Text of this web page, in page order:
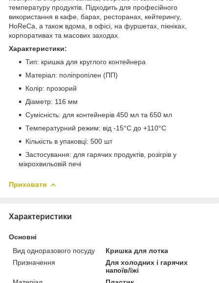
температуру продуктів. Підходить для професійного
використання в кафе, барах, ресторанах, кейтерингу,
HoReCa, а також вдома, в офісі, на фуршетах, пікніках,
корпоративах та масових заходах.
Характеристики:
Тип: кришка для круглого контейнера
Матеріал: поліпропілен (ПП)
Колір: прозорий
Діаметр: 116 мм
Сумісність: для контейнерів 450 мл та 650 мл
Температурний режим: від -15°C до +110°C
Кількість в упаковці: 500 шт
Застосування: для гарячих продуктів, розігрів у
мікрохвильовій печі
Приховати
Характеристики
Основні
Вид одноразового посуду
Кришка для лотка
Призначення
Для холодних і гарячих
напоїв/їжі